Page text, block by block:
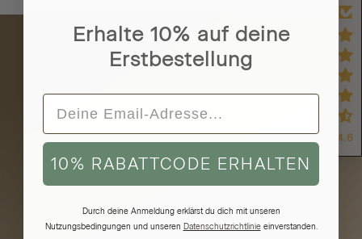
Nachhaltiger Echtschmuck
Inspiriert durch unsere Natur
Kostenloser Versand &
Rückversand
4.6
Erhalte 10% auf deine
Erstbestellung
10% RABATTCODE ERHALTEN
Durch deine Anmeldung erklärst du dich mit unseren
Nutzungsbedingungen und unseren Datenschutzrichtlinieeinverstanden.